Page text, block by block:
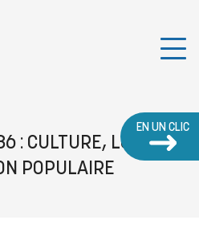
EN UN CLIC
: CULTURE, LOISIRS,
POPULAIRE